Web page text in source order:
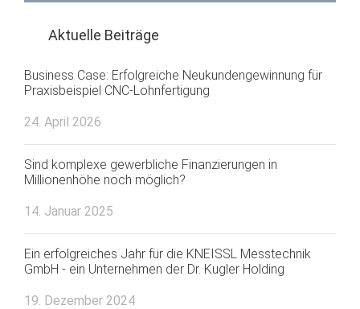
Aktuelle Beiträge
Business Case: Erfolgreiche Neukundengewinnung für
Praxisbeispiel CNC-Lohnfertigung
24. April 2026
Sind komplexe gewerbliche Finanzierungen in
Millionenhöhe noch möglich?
14. Januar 2025
Ein erfolgreiches Jahr für die KNEISSL Messtechnik
GmbH - ein Unternehmen der Dr. Kugler Holding
19. Dezember 2024